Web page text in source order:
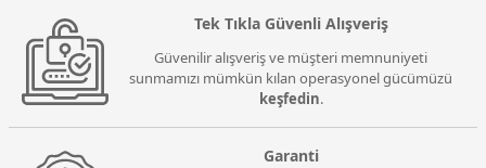
Tek Tıkla Güvenli Alışveriş
Güvenilir alışveriş ve müşteri memnuniyeti
sunmamızı mümkün kılan operasyonel gücümüzü
keşfedin.
Garanti